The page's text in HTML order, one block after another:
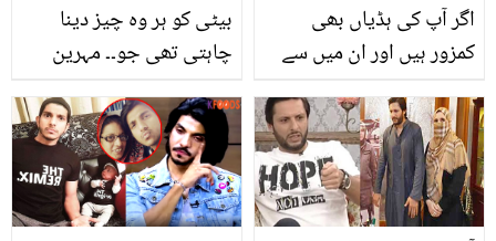
بیٹی کو ہر وہ چیز دینا
چاہتی تھی جو۔۔ مہرین
راحیل کی شادی شدہ
زندگی اور بچپن کے حوالے
سے گفتگو
اگر آپ کی ہڈیاں بھی
کمزور ہیں اور ان میں سے
آواز آنے لگی ہے تو ان 8
غذاوں کو زندگی کا حصہ
بنا لیں۔ جس سے آپ کی
ہڈیاں مضبوط اور آپ چاق
و چوبند ہو جائیں گے